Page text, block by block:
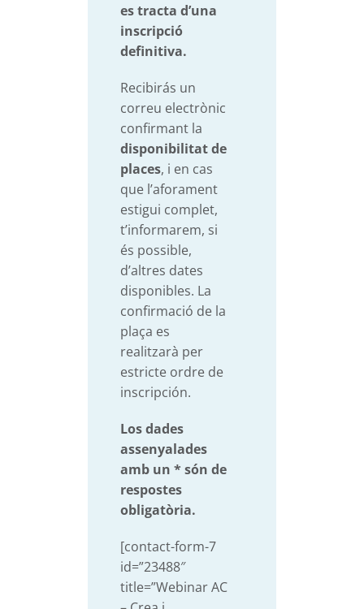
es tracta d’una
inscripció
definitiva.
Recibirás un
correu electrònic
confirmant la
disponibilitat de
places, i en cas
que l’aforament
estigui complet,
t’informarem, si
és possible,
d’altres dates
disponibles. La
confirmació de la
plaça es
realitzarà per
estricte ordre de
inscripción.
Los dades
assenyalades
amb un * són de
respostes
obligatòria.
[contact-form-7
id=”23488″
title=”Webinar AC